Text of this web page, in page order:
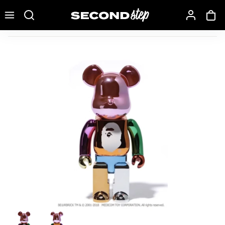
Bearbrick Multi Color Foil XXV 400% Bearbrick Multi